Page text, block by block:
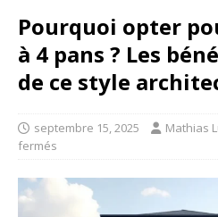
Pourquoi opter
à 4 pans ? Les
de ce style
septembre 15, 2025 Mathias
fermés